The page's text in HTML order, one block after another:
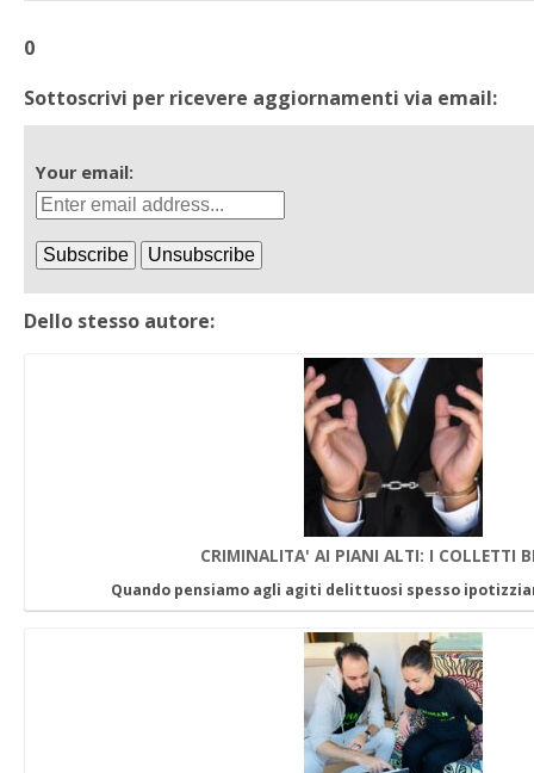
0
Sottoscrivi per ricevere aggiornamenti via email:
Your email:
Dello stesso autore:
CRIMINALITA' AI PIANI ALTI: I COLLETTI
Quando pensiamo agli agiti delittuosi spesso